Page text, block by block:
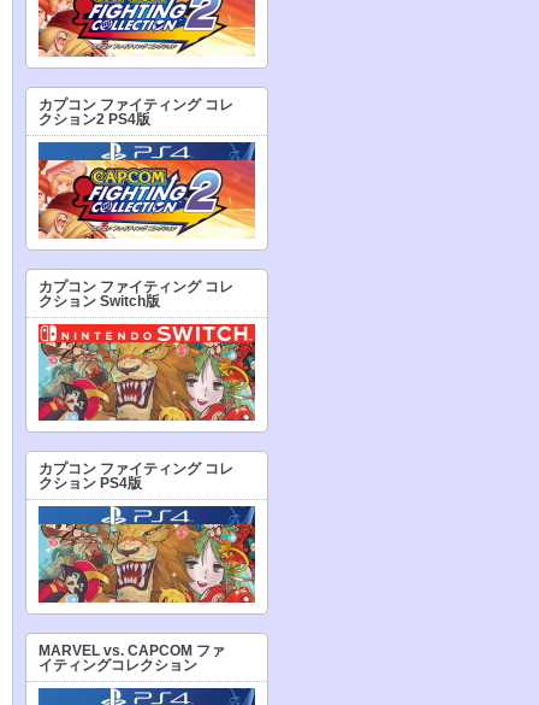
カプコン ファイティング コレ
クション2 PS4版
カプコン ファイティング コレ
クション Switch版
カプコン ファイティング コレ
クション PS4版
MARVEL vs. CAPCOM ファ
イティングコレクション